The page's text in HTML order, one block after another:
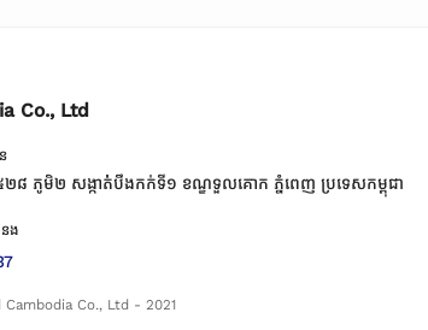
Co., Ltd
៥២៨ ភូមិ២ សង្កាត់់បឹងកក់ទី១ ខណ្ឌទួលគោក ភ្នំពេញ ប្រទេសកម្ពុជា
ង
Cambodia Co., Ltd - 2021